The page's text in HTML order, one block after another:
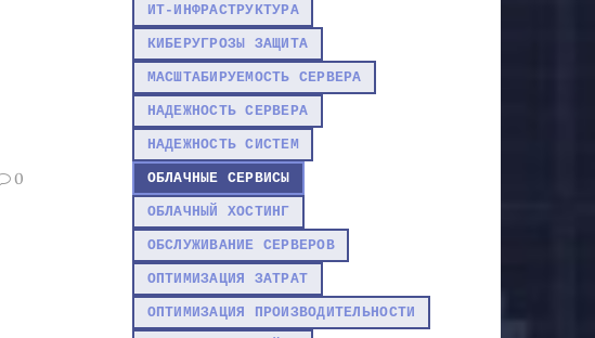
0
ИТ-ИНФРАСТРУКТУРА
КИБЕРУГРОЗЫ ЗАЩИТА
МАСШТАБИРУЕМОСТЬ СЕРВЕРА
НАДЕЖНОСТЬ СЕРВЕРА
НАДЕЖНОСТЬ СИСТЕМ
ОБЛАЧНЫЕ СЕРВИСЫ
ОБЛАЧНЫЙ ХОСТИНГ
ОБСЛУЖИВАНИЕ СЕРВЕРОВ
ОПТИМИЗАЦИЯ ЗАТРАТ
ОПТИМИЗАЦИЯ ПРОИЗВОДИТЕЛЬНОСТИ